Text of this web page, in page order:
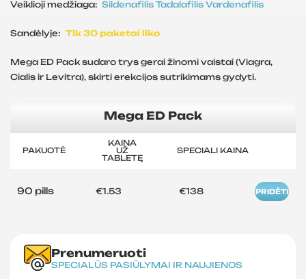
Veiklioji medžiaga: Sildenafilis Tadalafilis Vardenafilis
Sandėlyje: Tik 30 paketai liko
Mega ED Pack sudaro trys gerai žinomi vaistai (Viagra,
Cialis ir Levitra), skirti erekcijos sutrikimams gydyti.
Mega ED Pack
PAKUOTĖ
KAINA
UŽ
TABLETĘ
SPECIALI KAINA
90 pills €1.53 €138 PRIDĖTI
Prenumeruoti
SPECIALŪS PASIŪLYMAI IR NAUJIENOS